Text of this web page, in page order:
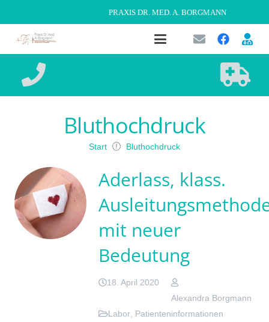
PRAXIS DR. MED. A. BORGMANN
Bluthochdruck
Start Bluthochdruck
Aderlass, klass.
mit neuer
Bedeutung
18. April 2020
Alexandra Borgmann
Labor Patienteninformationen